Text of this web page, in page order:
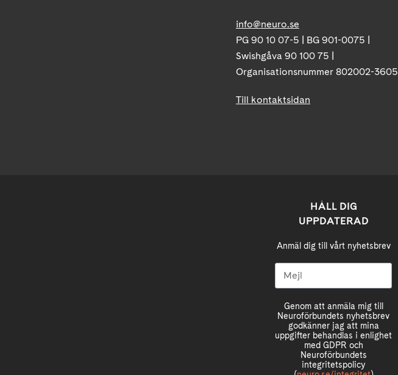
info@neuro.se
PG 90 10 07-5 | BG 901-0075 |
Swishgåva 90 100 75 |
Organisationsnummer 802002-3605
Till kontaktsidan
HÅLL DIG
UPPDATERAD
Anmäl dig till vårt nyhetsbrev
Genom att anmäla mig till
Neuroförbundets nyhetsbrev
godkänner jag att mina
uppgifter behandlas i enlighet
med GDPR och
Neuroförbundets
integritetspolicy